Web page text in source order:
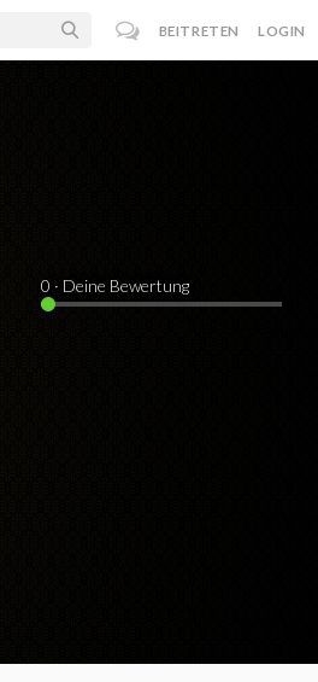
BEITRETEN LOGIN
0 · Deine Bewertung